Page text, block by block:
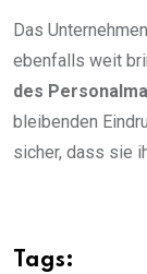
Das
ebenfalls weit
des
bleibenden
sicher, dass sie
Tags: